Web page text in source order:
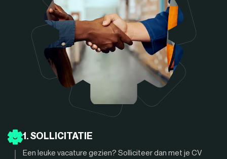
1. SOLLICITATIE
Een leuke vacature gezien? Solliciteer dan met je CV